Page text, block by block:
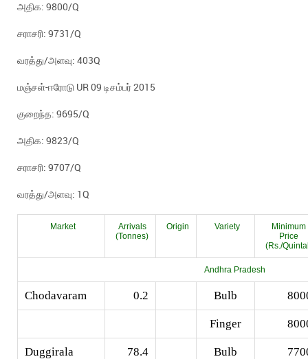
அதிக: 9800/Q
சராசரி: 9731/Q
வரத்து/அளவு: 403Q
மஞ்சள்-ஈரோடு UR 09 டிசம்பர் 2015
குறைந்த: 9695/Q
அதிக: 9823/Q
சராசரி: 9707/Q
வரத்து/அளவு: 1Q
Market
Arrivals
(Tonnes)
Origin Variety
Minimum
Price
(Rs./
Andhra Pradesh
Chodavaram 0.2 Bulb
Finger
Duggirala 78.4 Bulb